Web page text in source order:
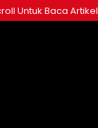
Untuk Baca Artikel